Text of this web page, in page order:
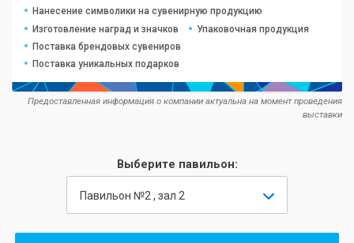
Нанесение символики на сувенирную продукцию
Изготовление наград и значков
Упаковочная продукция
Поставка брендовых сувениров
Поставка уникальных подарков
Предоставленная информация о компании актуальна на момент проведения
выставки
Выберите павильон:
Павильон №2 , зал 2